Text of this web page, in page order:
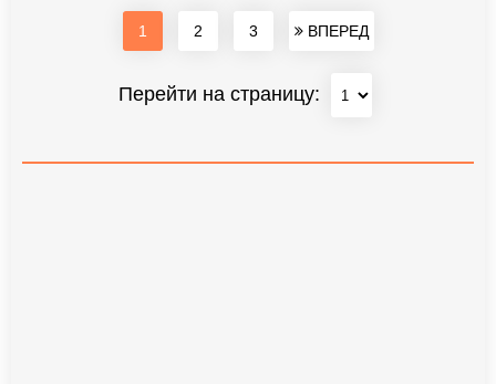
1 2 3 ВПЕРЕД
Перейти на страницу: